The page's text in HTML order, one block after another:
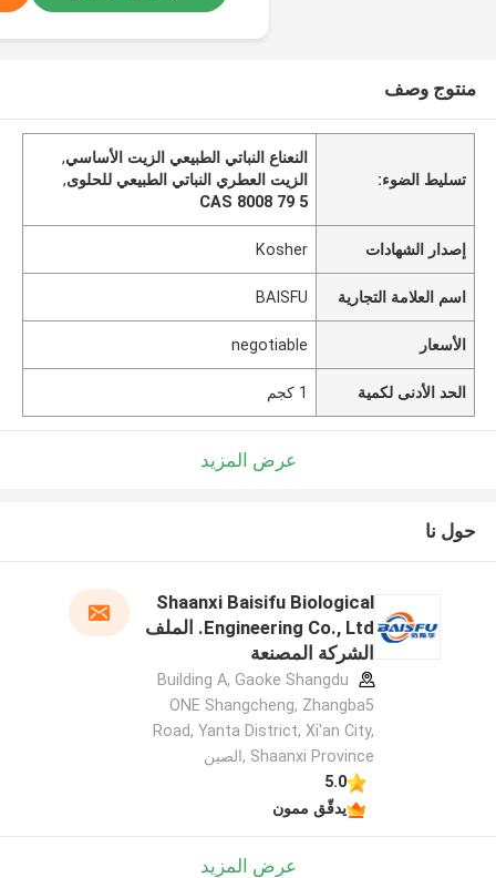
منتوج وصف
تسليط الضوء:
النعناع النباتي الطبيعي الزيت الأساسي,
الزيت العطري النباتي الطبيعي للحلوى,
CAS 8008 79 5
إصدار الشهادات Kosher
اسم العلامة التجارية BAISFU
الأسعار negotiable
الحد الأدنى لكمية 1 كجم
عرض المزيد
حول نا
Shaanxi Baisifu Biological
Engineering Co., Ltd. الملف
الشركة المصنعة
Building A, Gaoke Shangdu
ONE Shangcheng, Zhangba5
Road, Yanta District, Xi'an City,
Shaanxi Province ,الصين
5.0
يدقّق ممون
عرض المزيد